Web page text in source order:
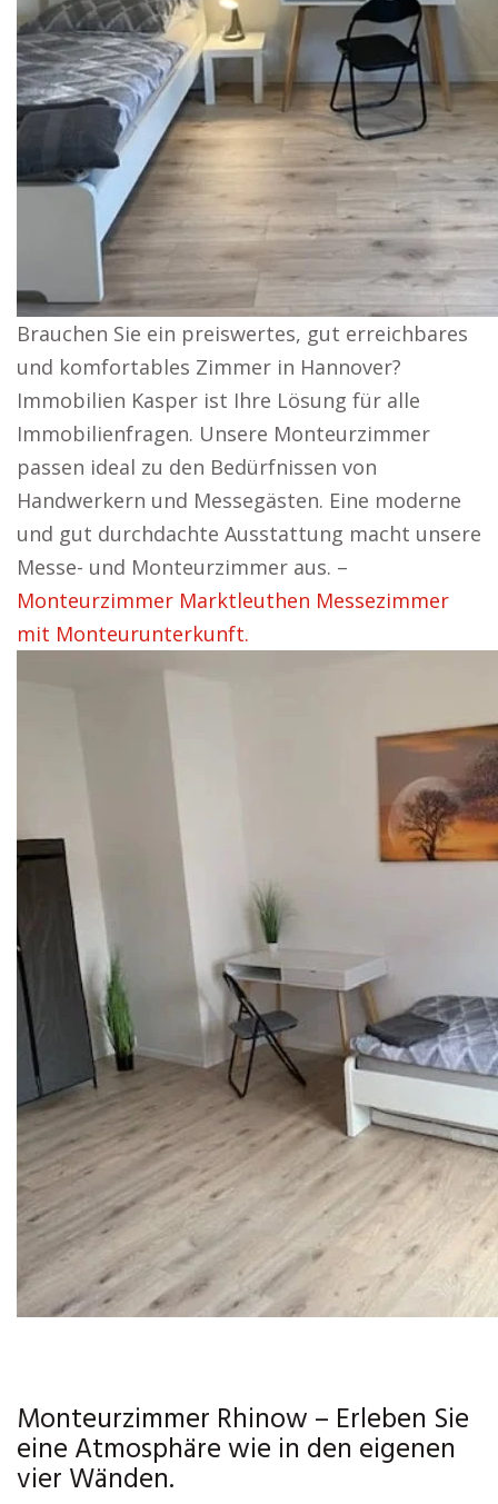
Brauchen Sie ein preiswertes, gut erreichbares
und komfortables Zimmer in Hannover?
Immobilien Kasper ist Ihre Lösung für alle
Immobilienfragen. Unsere Monteurzimmer
passen ideal zu den Bedürfnissen von
Handwerkern und Messegästen. Eine moderne
und gut durchdachte Ausstattung macht unsere
Messe- und Monteurzimmer aus. –
Monteurzimmer Marktleuthen Messezimmer
mit Monteurunterkunft.
Monteurzimmer Rhinow – Erleben Sie
eine Atmosphäre wie in den eigenen
vier Wänden.